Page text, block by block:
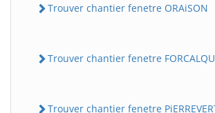
Trouver chantier fenetre ORAiSON
Trouver chantier fenetre
Trouver chantier fenetre